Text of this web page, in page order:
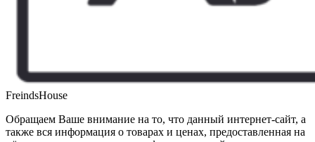
FreindsHouse
Обращаем Ваше внимание на то, что данный интернет-сайт, а
также вся информация о товарах и ценах, предоставленная на